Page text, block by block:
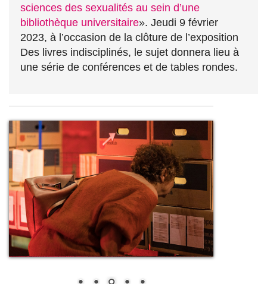
sciences des sexualités au sein d’une
bibliothèque universitaire». Jeudi 9 février
2023, à l’occasion de la clôture de l’exposition
Des livres indisciplinés, le sujet donnera lieu à
une série de conférences et de tables rondes.